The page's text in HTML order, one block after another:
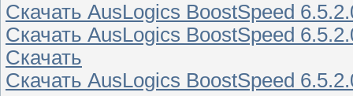
Скачать AusLogics BoostSpeed
Скачать AusLogics BoostSpeed
Скачать
Скачать AusLogics BoostSpeed